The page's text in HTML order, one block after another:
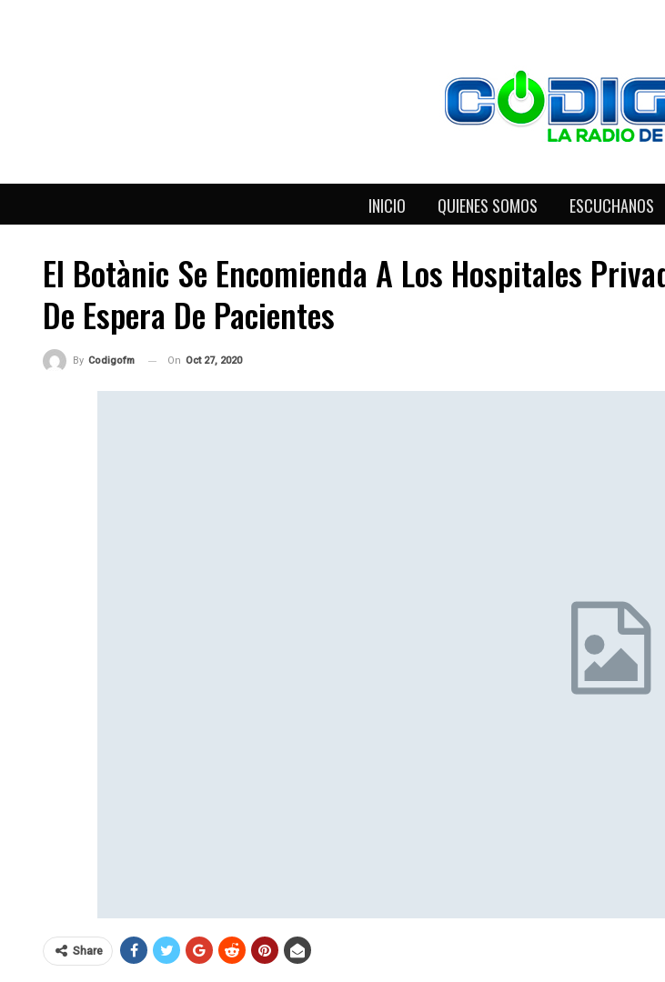
INICIO QUIENES SOMOS ESCUCHANOS
El Botànic Se Encomienda A Los Hospitales
De Espera De Pacientes
By Codigofm On Oct 27, 2020
Share